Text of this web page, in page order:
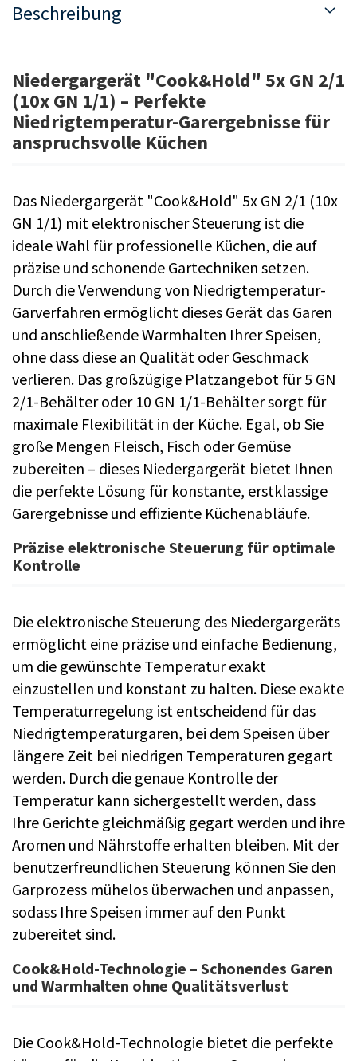
Beschreibung
Niedergargerät "Cook&Hold" 5x GN 2/1
(10x GN 1/1) – Perfekte
Niedrigtemperatur-Garergebnisse für
anspruchsvolle Küchen
Das Niedergargerät "Cook&Hold" 5x GN 2/1 (10x
GN 1/1) mit elektronischer Steuerung ist die
ideale Wahl für professionelle Küchen, die auf
präzise und schonende Gartechniken setzen.
Durch die Verwendung von Niedrigtemperatur-
Garverfahren ermöglicht dieses Gerät das Garen
und anschließende Warmhalten Ihrer Speisen,
ohne dass diese an Qualität oder Geschmack
verlieren. Das großzügige Platzangebot für 5 GN
2/1-Behälter oder 10 GN 1/1-Behälter sorgt für
maximale Flexibilität in der Küche. Egal, ob Sie
große Mengen Fleisch, Fisch oder Gemüse
zubereiten – dieses Niedergargerät bietet Ihnen
die perfekte Lösung für konstante, erstklassige
Garergebnisse und effiziente Küchenabläufe.
Präzise elektronische Steuerung für optimale
Kontrolle
Die elektronische Steuerung des Niedergargeräts
ermöglicht eine präzise und einfache Bedienung,
um die gewünschte Temperatur exakt
einzustellen und konstant zu halten. Diese exakte
Temperaturregelung ist entscheidend für das
Niedrigtemperaturgaren, bei dem Speisen über
längere Zeit bei niedrigen Temperaturen gegart
werden. Durch die genaue Kontrolle der
Temperatur kann sichergestellt werden, dass
Ihre Gerichte gleichmäßig gegart werden und ihre
Aromen und Nährstoffe erhalten bleiben. Mit der
benutzerfreundlichen Steuerung können Sie den
Garprozess mühelos überwachen und anpassen,
sodass Ihre Speisen immer auf den Punkt
zubereitet sind.
Cook&Hold-Technologie – Schonendes Garen
und Warmhalten ohne Qualitätsverlust
Die Cook&Hold-Technologie bietet die perfekte